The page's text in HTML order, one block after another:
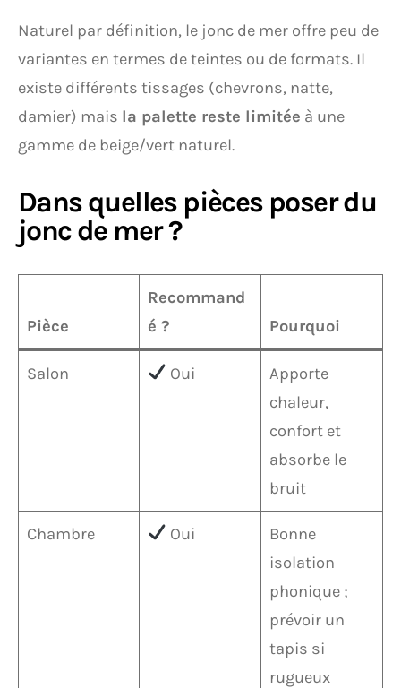
Naturel par définition, le jonc de mer offre peu de
variantes en termes de teintes ou de formats. Il
existe différents tissages (chevrons, natte,
damier) mais la palette reste limitée à une
gamme de beige/vert naturel.
Dans quelles pièces poser du
jonc de mer ?
Pièce
Recommand
é ?
Pourquoi
Salon Oui
Apporte
chaleur,
confort et
absorbe le
bruit
Chambre Oui
Bonne
isolation
phonique ;
prévoir un
tapis si
rugueux